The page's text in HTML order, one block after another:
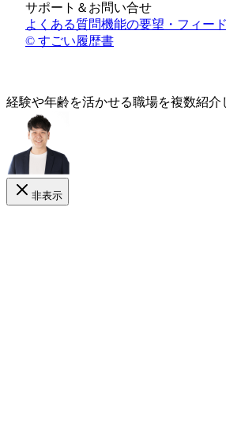
サポート＆お問い合せ
よくある質問機能の要望・フィー
© すごい履歴書
経験や年齢を活かせる職場を複数紹介
非表示